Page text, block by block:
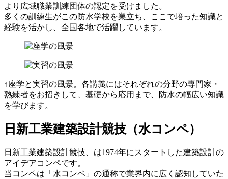
より広域職業訓練団体の認定を受けました。
多くの訓練生がこの防水学校を巣立ち、ここで培った知識と
経験を活かし、全国各地で活躍しています。
↑座学と実習の風景。各講義にはそれぞれの分野の専門家・
熟練者をお招きして、基礎から応用まで、防水の幅広い知識
を学びます。
日新工業建築設計競技（水コンペ）
日新工業建築設計競技、は1974年にスタートした建築設計の
アイデアコンペです。
当コンペは「水コンペ」の通称で業界内に広く認知していた